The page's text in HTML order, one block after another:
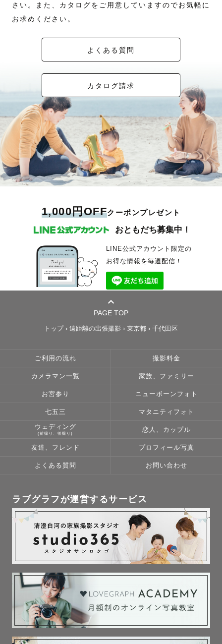
さい。また、カタログをご用意していますのでお気軽に
お求めください。
よくある質問
カタログ請求
1,000円OFFクーポンプレゼント
おともだち募集中！
LINE公式アカウント限定の
お得な情報を毎週配信！
PAGE TOP
トップ › 遠距離の出張撮影 › 東京都 › 千代田区
ご利用の流れ 撮影料金
カメラマン一覧 家族、ファミリー
お宮参り ニューボーンフォト
七五三 マタニティフォト
ウェディング
(前撮り、後撮り)
恋人、カップル
友達、フレンド プロフィール写真
よくある質問 お問い合わせ
ラブグラフが運営するサービス